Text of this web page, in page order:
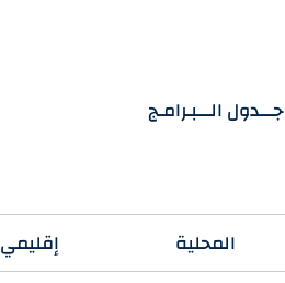
جـــدول الـــبـرامـج
المحلية إقليمي